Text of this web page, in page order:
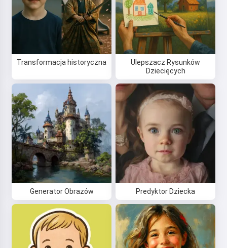
Transformacja historyczna
Ulepszacz Rysunków
Dziecięcych
Generator Obrazów Predyktor Dziecka